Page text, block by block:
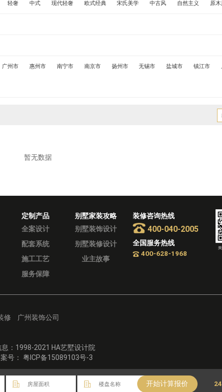
轻奢 中式 现代轻奢 欧式经典 宋氏美学 中古风 自然主义 原
广州市 惠州市 南宁市 南京市 扬州市 无锡市 盐城市 镇江市
暂无数据
定制产品
全案设计
配套系统
施工工艺
服务保障
别墅家装攻略
别墅装饰设计
别墅装修设计
业主故事
装修咨询热线
400-040-2005
全国服务热线
400-628-1968
修 广州装饰公司
息：1998-2021 HA艺墅设计院
号： 粤ICP备15089103号-3
开始计算报价